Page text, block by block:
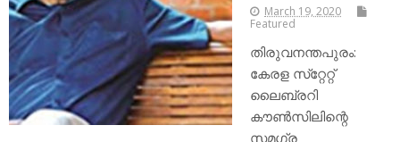
March 19, 2020
Featured
തിരുവനന്തപുരം:
കേരള സ്‌റ്റേറ്റ്
ലൈബ്രറി
കൗണ്‍സിലിന്റെ
സമഗ്ര